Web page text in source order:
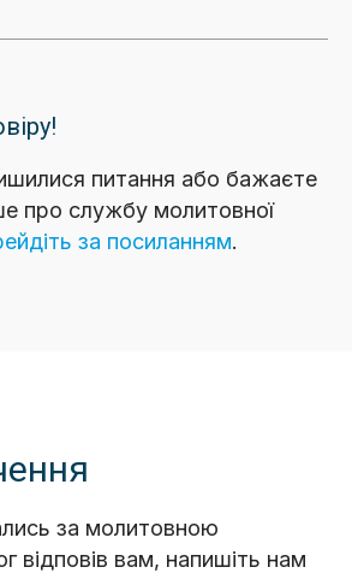
питання або бажаєте
про службу молитовної
за посиланням.
за молитовною
відповів вам, напишіть нам